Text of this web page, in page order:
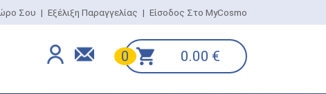
Σου | Εξέλιξη Παραγγελίας | Είσοδος Στο MyCosmo
0 0.00 €